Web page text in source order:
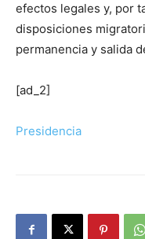
efectos legales y, por
disposiciones
permanencia y salida
[ad_2]
Presidencia